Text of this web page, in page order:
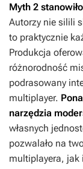
Myth 2
Autorzy nie silili
to praktycznie
Produkcja
różnorodność
podrasowany
multiplayer.
narzędzia
własnych
pozwalało na
multiplayera, jak